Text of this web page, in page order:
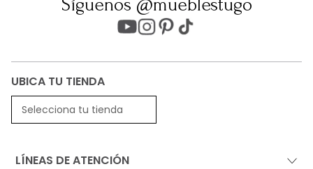
Síguenos @mueblestugo
UBICA TU TIENDA
Selecciona tu tienda
LÍNEAS DE ATENCIÓN